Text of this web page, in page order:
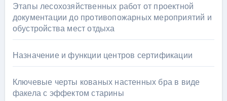
Этапы лесохозяйственных работ от проектной
документации до противопожарных мероприятий и
обустройства мест отдыха
Назначение и функции центров сертификации
Ключевые черты кованых настенных бра в виде
факела с эффектом старины